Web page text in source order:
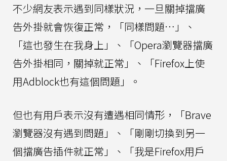
不少網友表示遇到同樣狀況，一旦關掉擋廣
告外掛就會恢復正常，「同樣問題…」、
「這也發生在我身上」、「Opera瀏覽器擋廣
告外掛相同，關掉就正常」、「Firefox上使
用Adblock也有這個問題」。
但也有用戶表示沒有遭遇相同情形，「Brave
瀏覽器沒有遇到問題」、「剛剛切換到另一
個擋廣告插件就正常」、「我是Firefox用戶